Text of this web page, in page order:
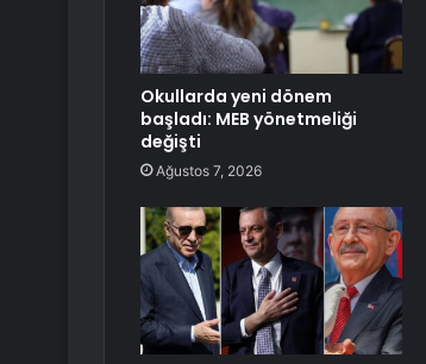
Okullarda yeni dönem
başladı: MEB yönetmeliği
değişti
Ağustos 7, 2026